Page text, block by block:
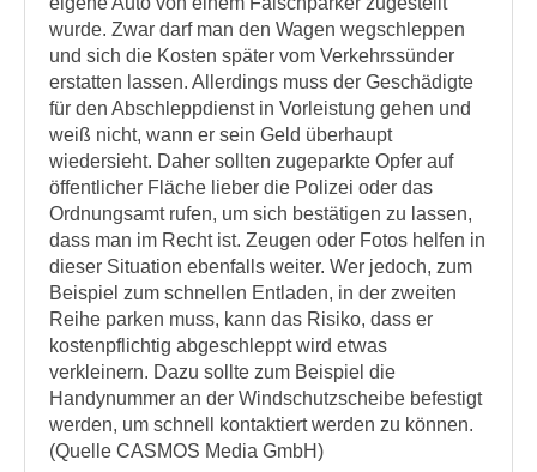
wurde. Zwar darf man den Wagen wegschleppen
und sich die Kosten später vom Verkehrssünder
erstatten lassen. Allerdings muss der Geschädigte
für den Abschleppdienst in Vorleistung gehen und
weiß nicht, wann er sein Geld überhaupt
wiedersieht. Daher sollten zugeparkte Opfer auf
öffentlicher Fläche lieber die Polizei oder das
Ordnungsamt rufen, um sich bestätigen zu lassen,
dass man im Recht ist. Zeugen oder Fotos helfen in
dieser Situation ebenfalls weiter. Wer jedoch, zum
Beispiel zum schnellen Entladen, in der zweiten
Reihe parken muss, kann das Risiko, dass er
kostenpflichtig abgeschleppt wird etwas
verkleinern. Dazu sollte zum Beispiel die
Handynummer an der Windschutzscheibe befestigt
werden, um schnell kontaktiert werden zu können.
(Quelle CASMOS Media GmbH)